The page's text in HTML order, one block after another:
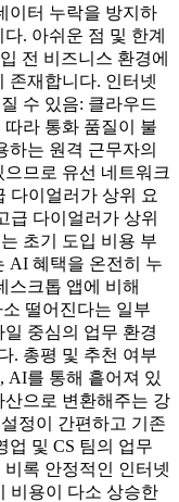
이터 누락을 방지하
. 아쉬운 점 및 한계
전 비즈니스 환경에
존재합니다. 인터넷
수 있음: 클라우드
라 통화 품질이 불
하는 원격 근무자의
므로 유선 네트워크
다이얼러가 상위 요
급 다이얼러가 상위
초기 도입 비용 부
AI 혜택을 온전히 누
스크톱 앱에 비해
떨어진다는 일부
중심의 업무 환경
. 총평 및 추천 여부
AI를 통해 흩어져 있
으로 변환해주는 강
정이 간편하고 기존
업 및 CS 팀의 업무
록 안정적인 인터넷
비용이 다소 상승한